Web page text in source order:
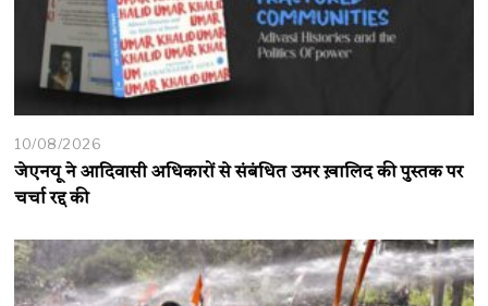
10/08/2026
जेएनयू ने आदिवासी अधिकारों से संबंधित उमर ख़ालिद की पुस्तक पर
चर्चा रद्द की